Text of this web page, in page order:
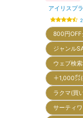
アイリスプ
800円OFF
ジャンル
ウェブ検
＋1,000
ラクマ(買
サーティ